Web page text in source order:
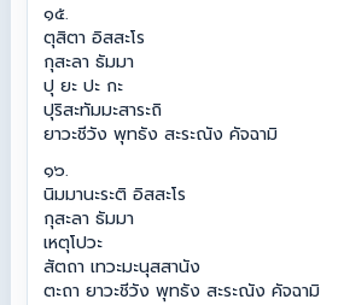
๑๕.
ตุสิตา อิสสะโร
กุสะลา ธัมมา
ปุ ยะ ปะ กะ
ปุริสะทัมมะสาระถิ
ยาวะชีวัง พุทธัง สะระณัง คัจฉามิ
๑๖.
นิมมานะระติ อิสสะโร
กุสะลา ธัมมา
เหตุโปวะ
สัตถา เทวะมะนุสสานัง
ตะถา ยาวะชีวัง พุทธัง สะระณัง คัจฉามิ